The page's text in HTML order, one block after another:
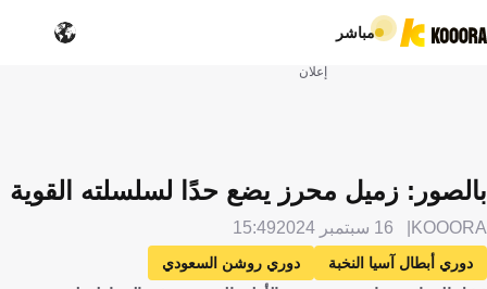
مباشر
إعلان
بالصور: زميل محرز يضع حدًا لسلسلته القوية
KOOORA 16 سبتمبر 2024 15:49
دوري أبطال آسيا النخبة
دوري روشن السعودي